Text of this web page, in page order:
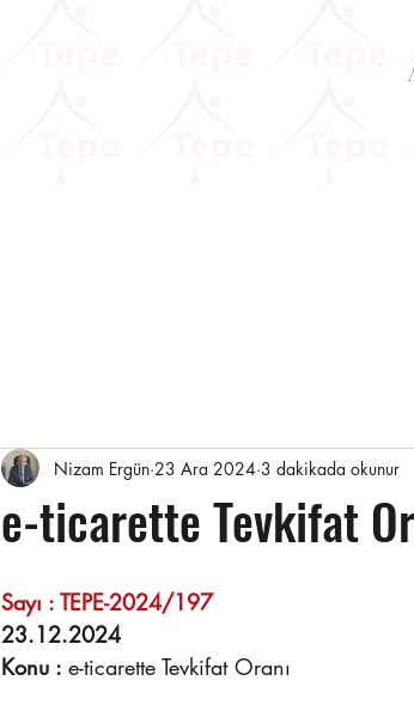
e-ticarette Tevkifat
Nizam Ergün 23 Ara 2024 3 dakikada okunur
Sayı :
23.12.2024
Konu : e-ticarette Tevkifat Oranı